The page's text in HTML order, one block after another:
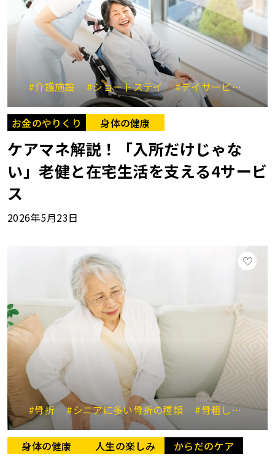
#介護施設 #ショートステイ #デイサービス
お金のやりくり 身体の健康
ケアマネ解説！「入所だけじゃな
い」老健と在宅生活を支える4サービ
ス
2026年5月23日
#骨折 #シニアに多い骨折の種類 #骨粗しょう症
身体の健康 人生の楽しみ からだのケア